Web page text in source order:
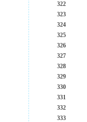
322
323
324
325
326
327
328
329
330
331
332
333